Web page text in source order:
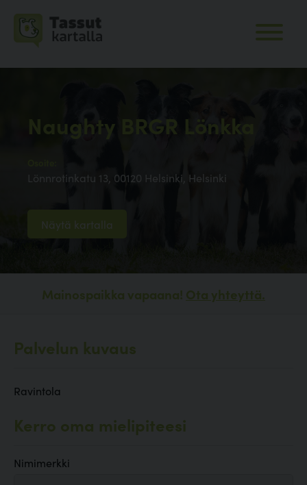
Naughty BRGR Lönkka
Lönnrotinkatu 13, 00120 Helsinki, Helsinki
Näytä kartalla
Mainospaikka vapaana! Ota yhteyttä.
Palvelun kuvaus
Ravintola
Kerro oma mielipiteesi
Nimimerkki